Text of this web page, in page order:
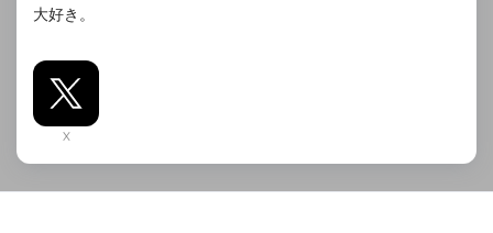
大好き。
X